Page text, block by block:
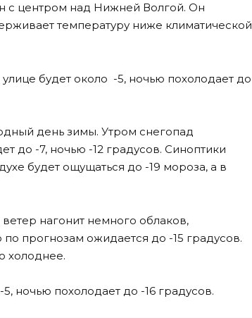
с центром над Нижней Волгой. Он
температуру ниже климатической
будет около -5, ночью похолодает до
день зимы. Утром снегопад
до -7, ночью -12 градусов. Синоптики
будет ощущаться до -19 мороза, а в
нагонит немного облаков,
прогнозам ожидается до -15 градусов.
холоднее.
ночью похолодает до -16 градусов.